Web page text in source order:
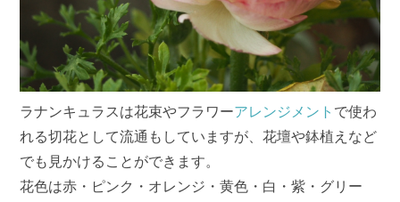
ラナンキュラスは花束やフラワーアレンジメント で使わ
れる切花として流通もしていますが、花壇や鉢植えなど
でも見かけることができます。
花色は赤・ピンク・オレンジ・黄色・白・紫・グリー